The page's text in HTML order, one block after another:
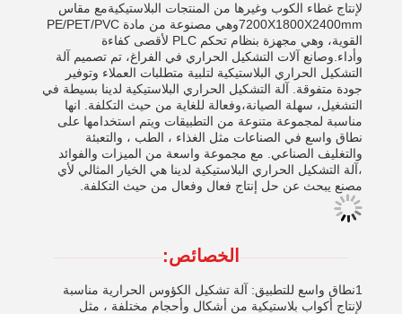
لإنتاج غطاء الكوب وغيرها من المنتجات البلاستيكيةمع مقاس
7200X1800X2400mmوهي مصنوعة من مادة PE/PET/PVC
القوية، وهي مجهزة بنظام تحكم PLC لأقصى كفاءة
وأداء.وصانع آلات التشكيل الحراري في الفراغ، تم تصميم آلة
التشكيل الحراري البلاستيكية لتلبية متطلبات العملاء وتوفير
جودة متفوقة. آلة التشكيل الحراري البلاستيكية لدينا بسيطة في
التشغيل، سهلة الصيانة،وفعالة للغاية من حيث التكلفة. انها
مناسبة لمجموعة متنوعة من التطبيقات ويتم استخدامها على
نطاق واسع في الصناعات مثل الغذاء ، الطب ، والتعبئة
والتغليف الصناعي. مع مجموعة واسعة من الميزات والفوائد
،آلة التشكيل الحراري البلاستيكية لدينا هي الخيار المثالي لأي
مصنع يبحث عن حل إنتاج فعال وفعال من حيث التكلفة.
الخصائص:
1نطاق واسع للتطبيق: آلة تشكيل الكؤوس الحرارية مناسبة
لإنتاج أكواب بلاستيكية من أشكال وأحجام مختلفة ، مثل